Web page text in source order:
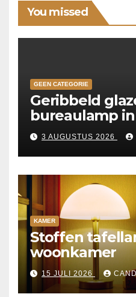
You missed
GEEN CATEGORIE
Geribbeld
bureaulamp
3 AUGUSTUS 2026
KAMER
Stoffen
woonkamer
15 JULI 2026